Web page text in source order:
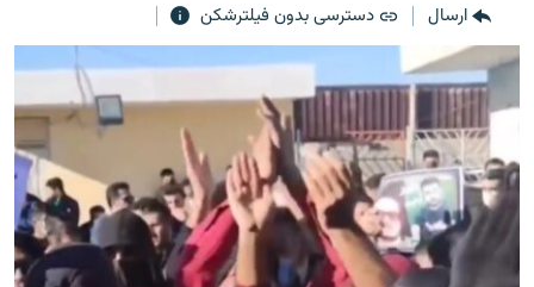
گزارش‌های تصویری
گزارش‌های ویدئویی
زنان فردا
English
به ما بپیوندید
ارسال
دسترسی بدون فیلترشکن